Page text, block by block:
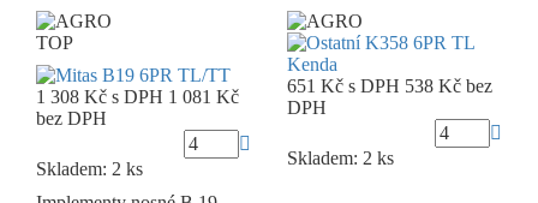
TOP
1 308 Kč s DPH 1 081 Kč
bez DPH
Skladem: 2 ks
651 Kč s DPH 538 Kč bez
DPH
Skladem: 2 ks